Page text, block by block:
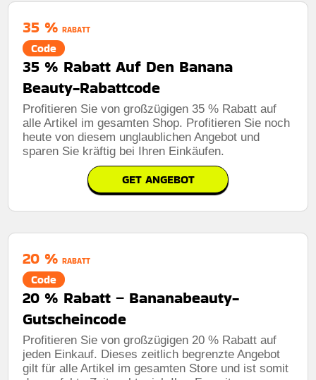
35 % RABATT
Code
35 % Rabatt Auf Den Banana
Beauty-Rabattcode
Profitieren Sie von großzügigen 35 % Rabatt auf
alle Artikel im gesamten Shop. Profitieren Sie noch
heute von diesem unglaublichen Angebot und
sparen Sie kräftig bei Ihren Einkäufen.
GET ANGEBOT
20 % RABATT
Code
20 % Rabatt – Bananabeauty-
Gutscheincode
Profitieren Sie von großzügigen 20 % Rabatt auf
jeden Einkauf. Dieses zeitlich begrenzte Angebot
gilt für alle Artikel im gesamten Store und ist somit